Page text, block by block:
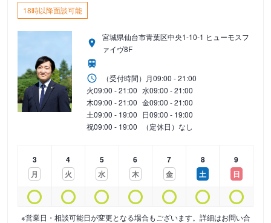
18時以降面談可能
宮城県仙台市青葉区中央1-10-1 ヒューモスフ
ァイヴ8F
（受付時間） 月09:00 - 21:00
火09:00 - 21:00 水09:00 - 21:00
木09:00 - 21:00 金09:00 - 21:00
土09:00 - 19:00 日09:00 - 19:00
祝09:00 - 19:00 （定休日）なし
3
月
4
火
5
水
6
木
7
金
8
土
9
日
※営業日・相談可能日が変更となる場合もございます。詳細はお問い合